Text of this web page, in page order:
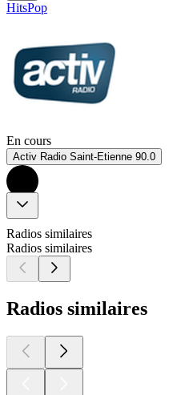
HitsPop
En cours
Activ Radio Saint-Etienne 90.0
Radios similaires
Radios similaires
Radios similaires